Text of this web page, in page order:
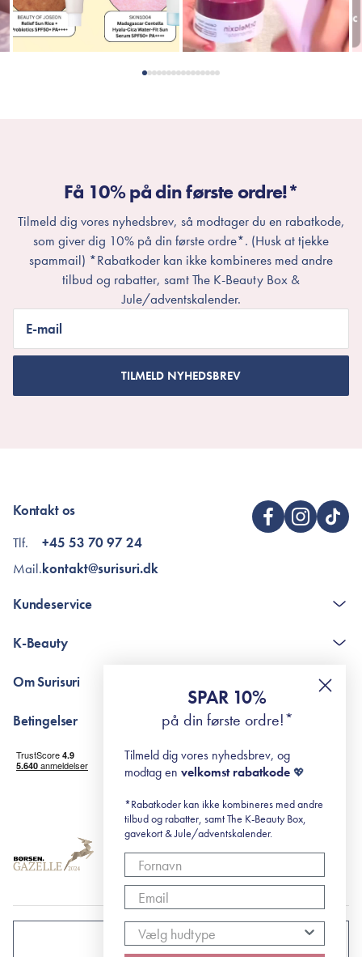
Få 10% på din første ordre!*
Tilmeld dig vores nyhedsbrev, så modtager du en rabatkode,
som giver dig 10% på din første ordre*. (Husk at tjekke
spammail) *Rabatkoder kan ikke kombineres med andre
tilbud og rabatter, samt The K-Beauty Box &
Jule/adventskalender.
E-mail
TILMELD NYHEDSBREV
Kontakt os
Tlf.
Mail.
+45 53 70 97 24
kontakt@surisuri.dk
Kundeservice
The K-Beauty Box - spørgsmål og svar
RE-ZIP
K-Beauty
Retinol for begyndere
surisuri's mini guide til rosacea
Om Surisuri
Black Friday
Betingelser
Levering og returnering
Handelsbetingelser
Abonnementsbetingelser
DANMARK
SPAR 10%
på din første ordre!*
Tilmeld dig vores nyhedsbrev, og
modtag en velkomst rabatkode 💖
*Rabatkoder kan ikke kombineres med andre
tilbud og rabatter, samt The K-Beauty Box,
gavekort & Jule/adventskalender.